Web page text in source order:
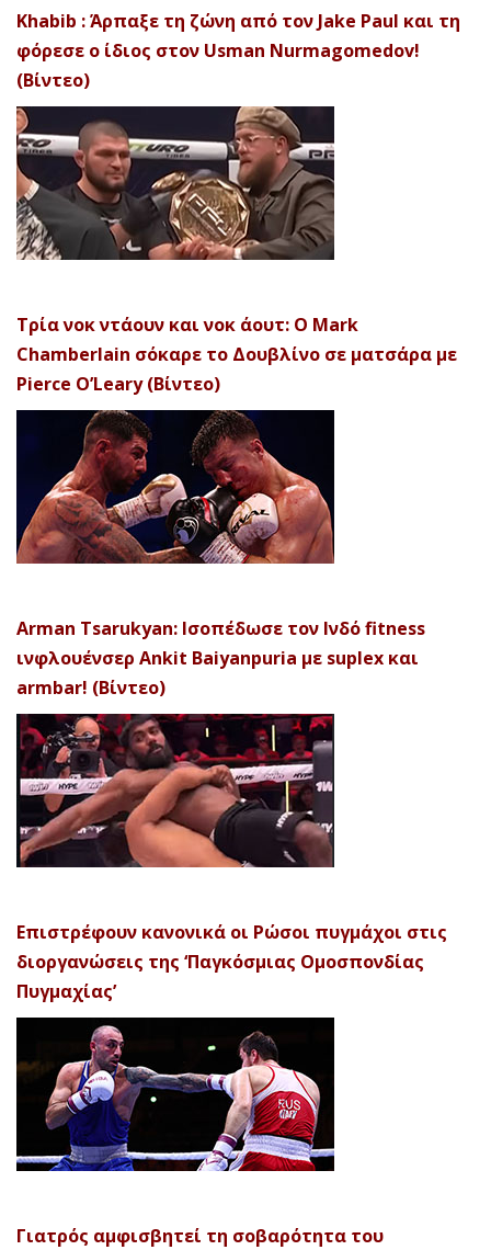
Khabib : Άρπαξε τη ζώνη από τον Jake Paul και τη
φόρεσε ο ίδιος στον Usman Nurmagomedov!
(Βίντεο)
Τρία νοκ ντάουν και νοκ άουτ: Ο Mark
Chamberlain σόκαρε το Δουβλίνο σε ματσάρα με
Pierce O’Leary (Βίντεο)
Arman Tsarukyan: Ισοπέδωσε τον Ινδό fitness
ινφλουένσερ Ankit Baiyanpuria με suplex και
armbar! (Βίντεο)
Επιστρέφουν κανονικά οι Ρώσοι πυγμάχοι στις
διοργανώσεις της ‘Παγκόσμιας Ομοσπονδίας
Πυγμαχίας’
Γιατρός αμφισβητεί τη σοβαρότητα του